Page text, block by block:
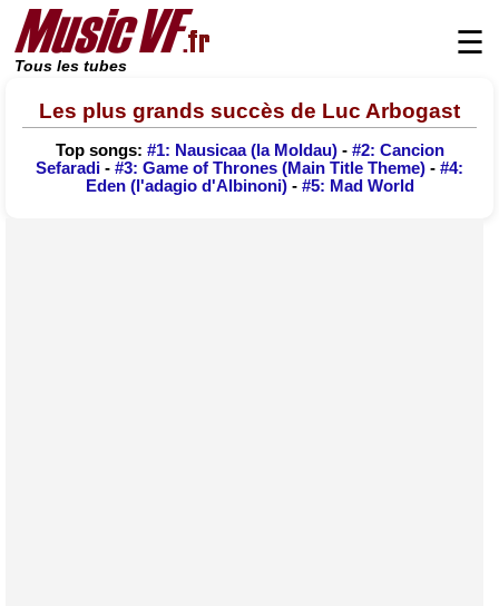
Tous les tubes
☰
Les plus grands succès de Luc Arbogast
Top songs: #1: Nausicaa (la Moldau)- #2: Cancion
Sefaradi - #3: Game of Thrones (Main Title Theme) - #4:
Eden (l'adagio d'Albinoni)- #5: Mad World